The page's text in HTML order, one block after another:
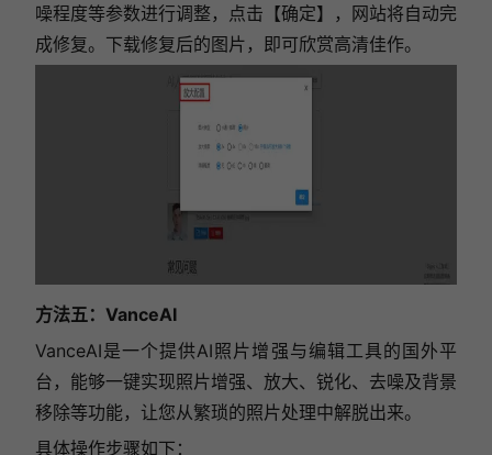
噪程度等参数进行调整，点击【确定】，网站将自动完
成修复。下载修复后的图片，即可欣赏高清佳作。
方法五：VanceAI
VanceAI是一个提供AI照片增强与编辑工具的国外平
台，能够一键实现照片增强、放大、锐化、去噪及背景
移除等功能，让您从繁琐的照片处理中解脱出来。
具体操作步骤如下：